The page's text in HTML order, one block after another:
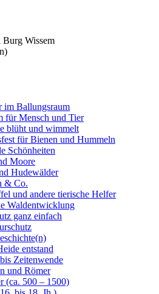
Burg Wissem
im Ballungsraum
für Mensch und Tier
blüht und wimmelt
für Bienen und Hummeln
Schönheiten
Moore
Hudewälder
& Co.
und andere tierische Helfer
Waldentwicklung
ganz einfach
entstand
Zeitenwende
und Römer
(ca. 500 – 1500)